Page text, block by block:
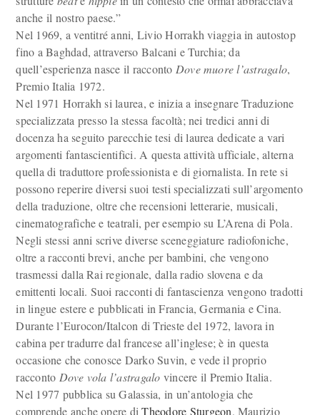
anche il nostro paese.”
Nel 1969, a ventitré anni, Livio Horrakh viaggia in autostop
fino a Baghdad, attraverso Balcani e Turchia; da
quell’esperienza nasce il racconto Dove muore l’astragalo,
Premio Italia 1972.
Nel 1971 Horrakh si laurea, e inizia a insegnare Traduzione
specializzata presso la stessa facoltà; nei tredici anni di
docenza ha seguito parecchie tesi di laurea dedicate a vari
argomenti fantascientifici. A questa attività ufficiale, alterna
quella di traduttore professionista e di giornalista. In rete si
possono reperire diversi suoi testi specializzati sull’argomento
della traduzione, oltre che recensioni letterarie, musicali,
cinematografiche e teatrali, per esempio su L’Arena di Pola.
Negli stessi anni scrive diverse sceneggiature radiofoniche,
oltre a racconti brevi, anche per bambini, che vengono
trasmessi dalla Rai regionale, dalla radio slovena e da
emittenti locali. Suoi racconti di fantascienza vengono tradotti
in lingue estere e pubblicati in Francia, Germania e Cina.
Durante l’Eurocon/Italcon di Trieste del 1972, lavora in
cabina per tradurre dal francese all’inglese; è in questa
occasione che conosce Darko Suvin, e vede il proprio
racconto Dove vola l’astragalo vincere il Premio Italia.
Nel 1977 pubblica su Galassia, in un’antologia che
comprende anche opere diTheodore Sturgeon, Maurizio